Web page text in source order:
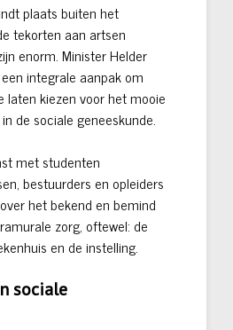
plaats buiten het
tekorten aan artsen
enorm. Minister Helder
integrale aanpak om
kiezen voor het mooie
de sociale geneeskunde.
met studenten
bestuurders en opleiders
het bekend en bemind
zorg, oftewel: de
en de instelling.
sociale